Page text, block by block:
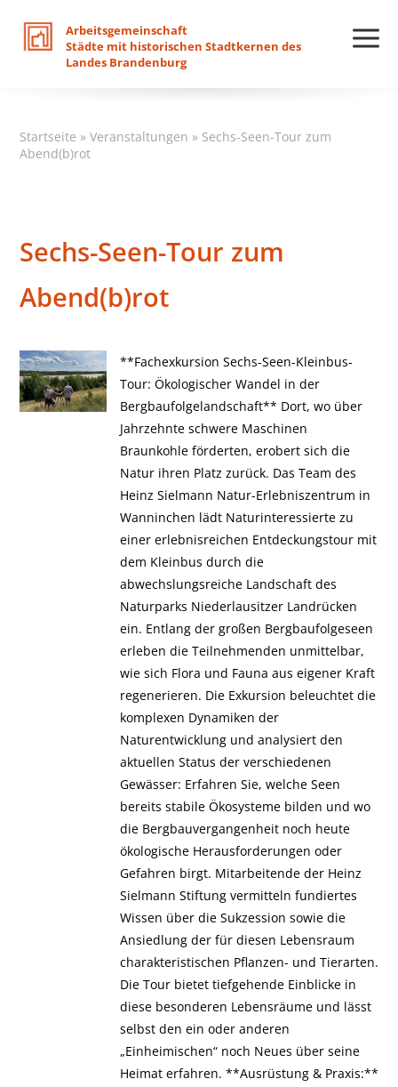
Arbeitsgemeinschaft
Städte mit historischen Stadtkernen des
Landes Brandenburg
Startseite »Veranstaltungen » Sechs-Seen-Tour zum
Abend(b)rot
Sechs-Seen-Tour zum
Abend(b)rot
**Fachexkursion Sechs-Seen-Kleinbus-
Tour: Ökologischer Wandel in der
Bergbaufolgelandschaft** Dort, wo über
Jahrzehnte schwere Maschinen
Braunkohle förderten, erobert sich die
Natur ihren Platz zurück. Das Team des
Heinz Sielmann Natur-Erlebniszentrum in
Wanninchen lädt Naturinteressierte zu
einer erlebnisreichen Entdeckungstour mit
dem Kleinbus durch die
abwechslungsreiche Landschaft des
Naturparks Niederlausitzer Landrücken
ein. Entlang der großen Bergbaufolgeseen
erleben die Teilnehmenden unmittelbar,
wie sich Flora und Fauna aus eigener Kraft
regenerieren. Die Exkursion beleuchtet die
komplexen Dynamiken der
Naturentwicklung und analysiert den
aktuellen Status der verschiedenen
Gewässer: Erfahren Sie, welche Seen
bereits stabile Ökosysteme bilden und wo
die Bergbauvergangenheit noch heute
ökologische Herausforderungen oder
Gefahren birgt. Mitarbeitende der Heinz
Sielmann Stiftung vermitteln fundiertes
Wissen über die Sukzession sowie die
Ansiedlung der für diesen Lebensraum
charakteristischen Pflanzen- und Tierarten.
Die Tour bietet tiefgehende Einblicke in
diese besonderen Lebensräume und lässt
selbst den ein oder anderen
„Einheimischen“ noch Neues über seine
Heimat erfahren. **Ausrüstung & Praxis:**